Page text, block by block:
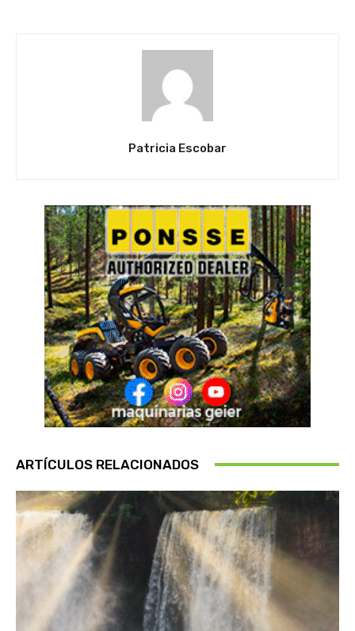
Patricia Escobar
ARTÍCULOS RELACIONADOS